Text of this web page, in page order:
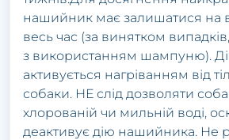
нашийник має залишатися на
весь час (за винятком
з використанням шампуню).
активується нагріванням від
собаки. НЕ слід дозволяти
хлорованій чи мильній воді,
деактивує дію нашийника. Не